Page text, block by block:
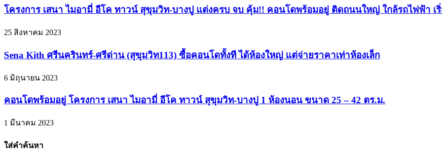
โครงการ เสนา ไมอามี่ อีโค ทาวน์ สุขุมวิท-บางปู แต่งครบ จบ คุ้ม!! คอนโดพร้อมอยู่ ติดถนนใหญ่ ใกล้รถไฟฟ้า เริ่
25 สิงหาคม 2023
Sena Kith ศรีนครินทร์-ศรีด่าน (สุขุมวิท113) ซื้อคอนโดทั้งที ได้ห้องใหญ่ แต่จ่ายราคาเท่าห้องเล็ก
6 มิถุนายน 2023
คอนโดพร้อมอยู่ โครงการ เสนา ไมอามี่ อีโค ทาวน์ สุขุมวิท-บางปู 1 ห้องนอน ขนาด 25 – 42 ตร.ม.
1 มีนาคม 2023
ใส่คำค้นหา